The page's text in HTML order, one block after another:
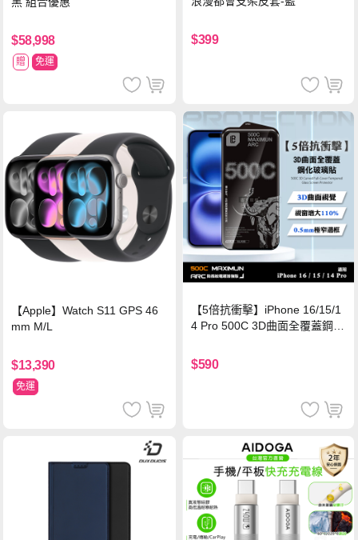
$58,998
贈 免運
$399
【Apple】Watch S11 GPS 46
mm M/L
$13,390
免運
【5倍抗衝擊】iPhone 16/15/1
4 Pro 500C 3D曲面全覆蓋鋼化
保護貼
$590